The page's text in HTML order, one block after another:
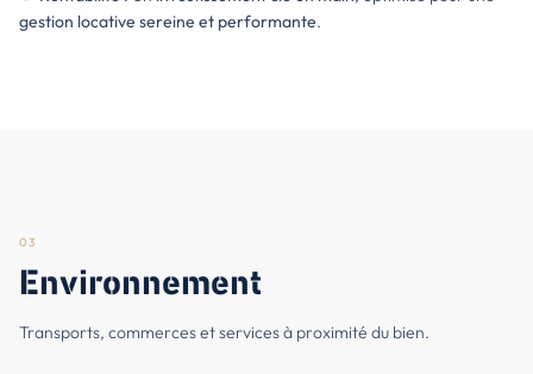
gestion locative sereine et performante.
03
Environnement
Transports, commerces et services à proximité du bien.